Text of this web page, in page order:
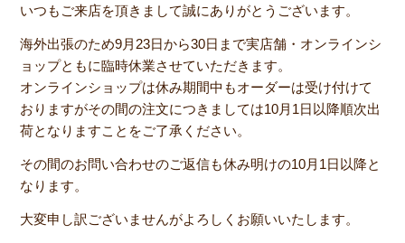
いつもご来店を頂きまして誠にありがとうございます。
海外出張のため9月23日から30日まで実店舗・オンラインシ
ョップともに臨時休業させていただきます。
オンラインショップは休み期間中もオーダーは受け付けて
おりますがその間の注文につきましては10月1日以降順次出
荷となりますことをご了承ください。
その間のお問い合わせのご返信も休み明けの10月1日以降と
なります。
大変申し訳ございませんがよろしくお願いいたします。